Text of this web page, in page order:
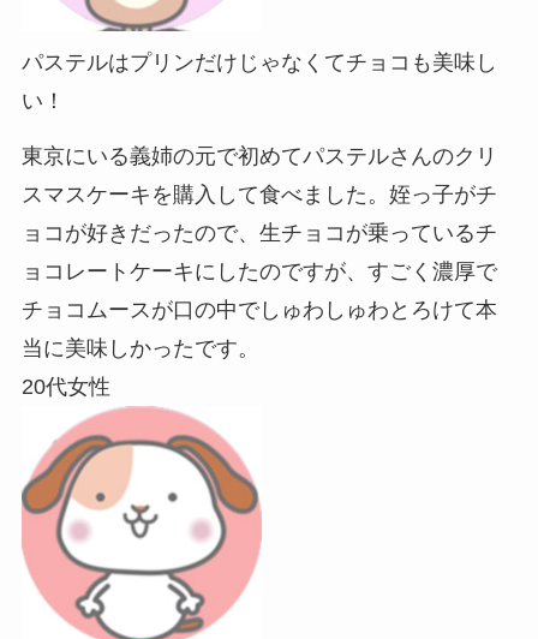
パステルはプリンだけじゃなくてチョコも美味し
い！
東京にいる義姉の元で初めてパステルさんのクリ
スマスケーキを購入して食べました。姪っ子がチ
ョコが好きだったので、生チョコが乗っているチ
ョコレートケーキにしたのですが、すごく濃厚で
チョコムースが口の中でしゅわしゅわとろけて本
当に美味しかったです。
20代女性